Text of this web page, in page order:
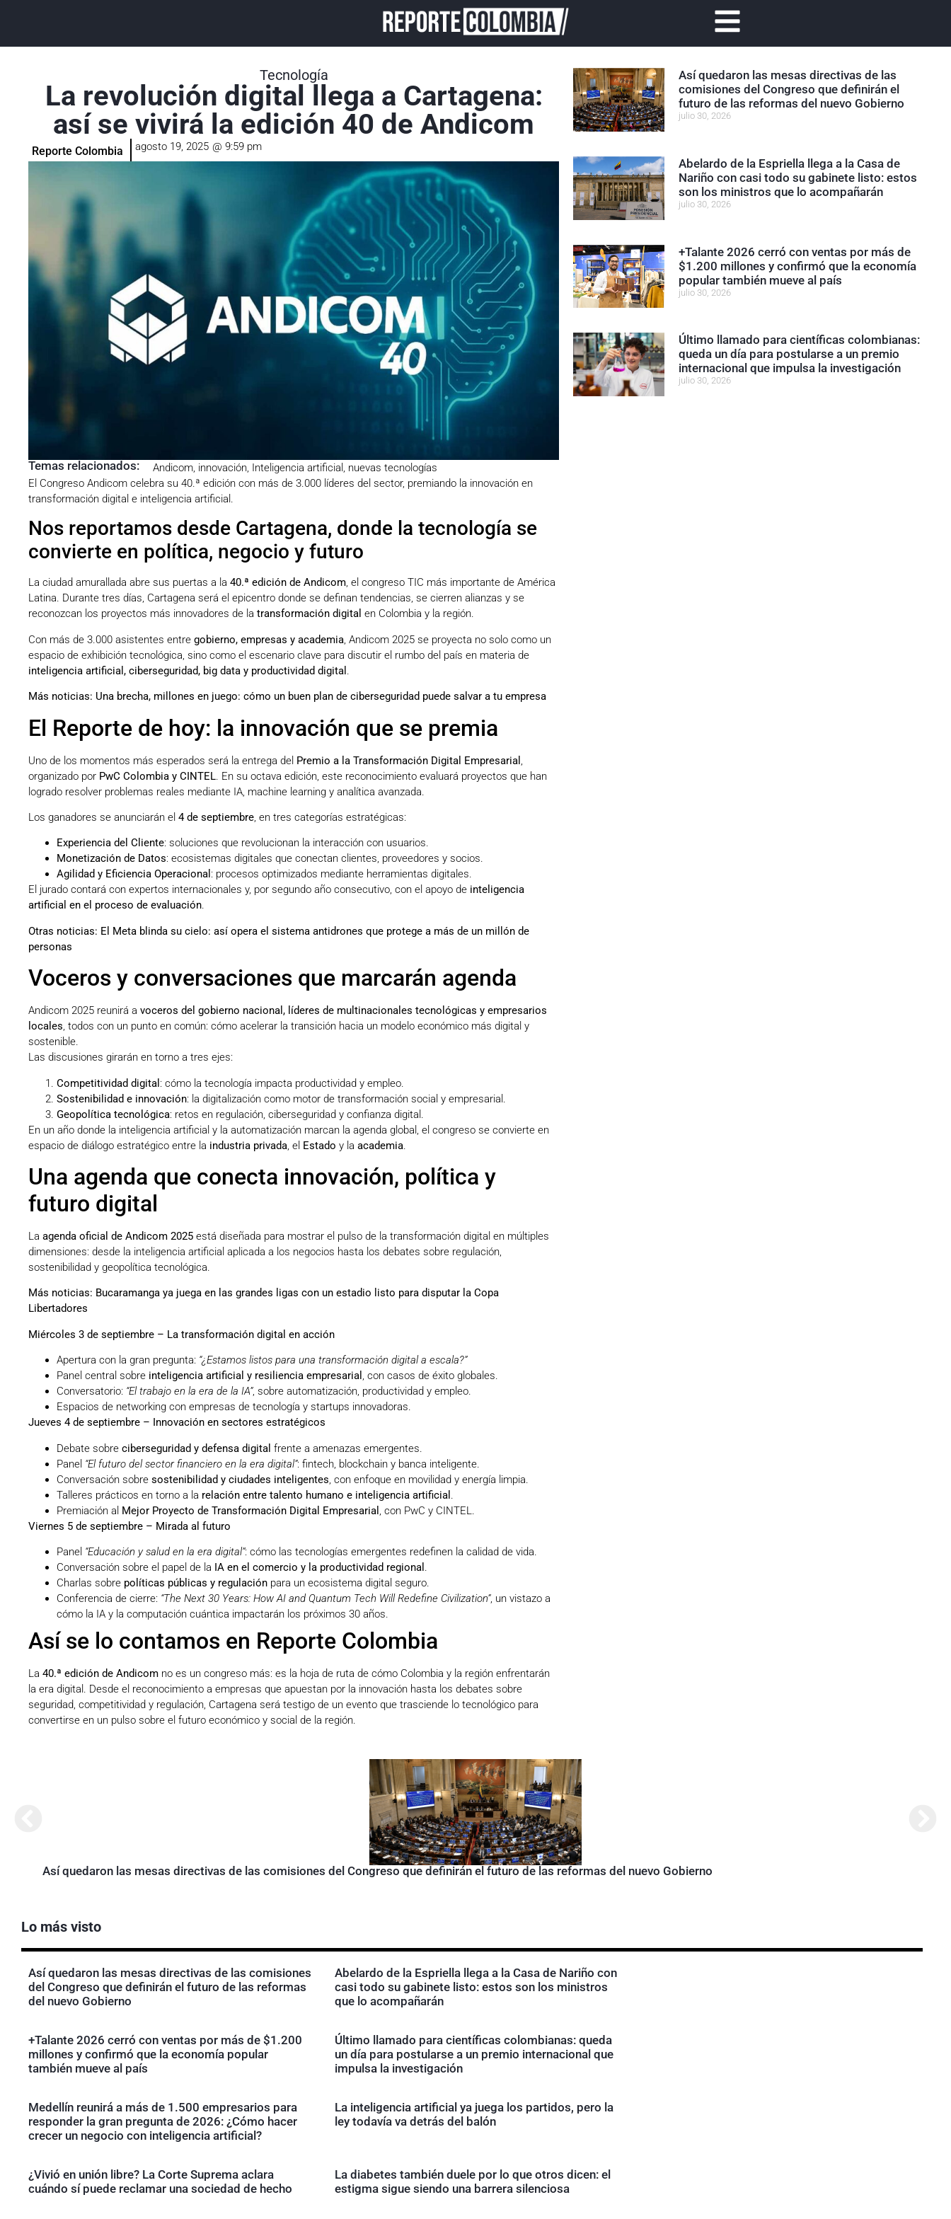
Tecnología
La revolución digital llega a Cartagena:
así se vivirá la edición 40 de Andicom
Reporte Colombia agosto 19, 2025 @ 9:59 pm
Temas relacionados: Andicom, innovación, Inteligencia artificial , nuevas tecnologías
El Congreso Andicom celebra su 40.ª edición con más de 3.000 líderes del sector, premiando la innovación en
transformación digital e inteligencia artificial.
Nos reportamos desde Cartagena, donde la tecnología se
convierte en política, negocio y futuro
La ciudad amurallada abre sus puertas a la 40.ª edición de Andicom, el congreso TIC más importante de América
Latina. Durante tres días, Cartagena será el epicentro donde se definan tendencias, se cierren alianzas y se
reconozcan los proyectos más innovadores de la transformación digital en Colombia y la región.
Con más de 3.000 asistentes entre gobierno, empresas y academia, Andicom 2025 se proyecta no solo como un
espacio de exhibición tecnológica, sino como el escenario clave para discutir el rumbo del país en materia de
inteligencia artificial, ciberseguridad, big data y productividad digital .
Más noticias: Una brecha, millones en juego: cómo un buen plan de ciberseguridad puede salvar a tu empresa
El Reporte de hoy: la innovación que se premia
Uno de los momentos más esperados será la entrega del Premio a la Transformación Digital Empresarial ,
organizado por PwC Colombia y CINTEL. En su octava edición, este reconocimiento evaluará proyectos que han
logrado resolver problemas reales mediante IA, machine learning y analítica avanzada.
Los ganadores se anunciarán el 4 de septiembre, en tres categorías estratégicas:
Experiencia del Cliente: soluciones que revolucionan la interacción con usuarios.
Monetización de Datos: ecosistemas digitales que conectan clientes, proveedores y socios.
Agilidad y Eficiencia Operacional : procesos optimizados mediante herramientas digitales.
El jurado contará con expertos internacionales y, por segundo año consecutivo, con el apoyo de inteligencia
artificial en el proceso de evaluación.
Otras noticias: El Meta blinda su cielo: así opera el sistema antidrones que protege a más de un millón de
personas
Voceros y conversaciones que marcarán agenda
Andicom 2025 reunirá a voceros del gobierno nacional, líderes de multinacionales tecnológicas y empresarios
locales, todos con un punto en común: cómo acelerar la transición hacia un modelo económico más digital y
sostenible.
Las discusiones girarán en torno a tres ejes:
Competitividad digital : cómo la tecnología impacta productividad y empleo.
Sostenibilidad e innovación: la digitalización como motor de transformación social y empresarial.
Geopolítica tecnológica: retos en regulación, ciberseguridad y confianza digital.
En un año donde la inteligencia artificial y la automatización marcan la agenda global, el congreso se convierte en
espacio de diálogo estratégico entre la industria privada, el Estado y la academia.
Una agenda que conecta innovación, política y
futuro digital
La agenda oficial de Andicom 2025 está diseñada para mostrar el pulso de la transformación digital en múltiples
dimensiones: desde la inteligencia artificial aplicada a los negocios hasta los debates sobre regulación,
sostenibilidad y geopolítica tecnológica.
Más noticias: Bucaramanga ya juega en las grandes ligas con un estadio listo para disputar la Copa
Libertadores
Miércoles 3 de septiembre – La transformación digital en acción
Apertura con la gran pregunta: “¿Estamos listos para una transformación digital a escala?”
Panel central sobre inteligencia artificial y resiliencia empresarial , con casos de éxito globales.
Conversatorio: “El trabajo en la era de la IA”, sobre automatización, productividad y empleo.
Espacios de networking con empresas de tecnología y startups innovadoras.
Jueves 4 de septiembre – Innovación en sectores estratégicos
Debate sobre ciberseguridad y defensa digital frente a amenazas emergentes.
Panel “El futuro del sector financiero en la era digital”: fintech, blockchain y banca inteligente.
Conversación sobre sostenibilidad y ciudades inteligentes , con enfoque en movilidad y energía limpia.
Talleres prácticos en torno a la relación entre talento humano e inteligencia artificial .
Premiación al Mejor Proyecto de Transformación Digital Empresarial
, con PwC y CINTEL.
Viernes 5 de septiembre – Mirada al futuro
Panel “Educación y salud en la era digital”: cómo las tecnologías emergentes redefinen la calidad de vida.
Conversación sobre el papel de la IA en el comercio y la productividad regional .
Charlas sobre políticas públicas y regulación para un ecosistema digital seguro.
Conferencia de cierre: “The Next 30 Years: How AI and Quantum Tech Will Redefine Civilization”, un vistazo a
cómo la IA y la computación cuántica impactarán los próximos 30 años.
Así se lo contamos en Reporte Colombia
La 40.ª edición de Andicom no es un congreso más: es la hoja de ruta de cómo Colombia y la región enfrentarán
la era digital. Desde el reconocimiento a empresas que apuestan por la innovación hasta los debates sobre
seguridad, competitividad y regulación, Cartagena será testigo de un evento que trasciende lo tecnológico para
convertirse en un pulso sobre el futuro económico y social de la región.
Así quedaron las mesas directivas de las
comisiones del Congreso que definirán el
futuro de las reformas del nuevo Gobierno
julio 30, 2026
Abelardo de la Espriella llega a la Casa de
Nariño con casi todo su gabinete listo: estos
son los ministros que lo acompañarán
julio 30, 2026
+Talante 2026 cerró con ventas por más de
$1.200 millones y confirmó que la economía
popular también mueve al país
julio 30, 2026
Último llamado para científicas colombianas:
queda un día para postularse a un premio
internacional que impulsa la investigación
julio 30, 2026
Así quedaron las mesas directivas de las comisiones del Congreso que definirán el futuro de las reformas del nuevo Gobierno
Lo más visto
Así quedaron las mesas directivas de las comisiones
del Congreso que definirán el futuro de las reformas
del nuevo Gobierno
Abelardo de la Espriella llega a la Casa de Nariño con
casi todo su gabinete listo: estos son los ministros
que lo acompañarán
+Talante 2026 cerró con ventas por más de $1.200
millones y confirmó que la economía popular
también mueve al país
Último llamado para científicas colombianas: queda
un día para postularse a un premio internacional que
impulsa la investigación
Medellín reunirá a más de 1.500 empresarios para
responder la gran pregunta de 2026: ¿Cómo hacer
crecer un negocio con inteligencia artificial?
La inteligencia artificial ya juega los partidos, pero la
ley todavía va detrás del balón
¿Vivió en unión libre? La Corte Suprema aclara
cuándo sí puede reclamar una sociedad de hecho
La diabetes también duele por lo que otros dicen: el
estigma sigue siendo una barrera silenciosa